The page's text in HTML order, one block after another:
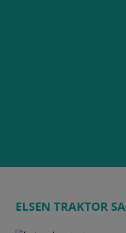
ELSEN TRAKTOR SA